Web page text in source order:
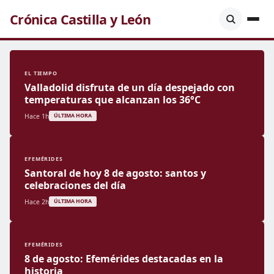
Crónica Castilla y León
EL TIEMPO
Valladolid disfruta de un día despejado con
temperaturas que alcanzan los 36°C
Hace 1h ÚLTIMA HORA
EFEMÉRIDES
Santoral de hoy 8 de agosto: santos y
celebraciones del día
Hace 2h ÚLTIMA HORA
EFEMÉRIDES
8 de agosto: Efemérides destacadas en la
historia